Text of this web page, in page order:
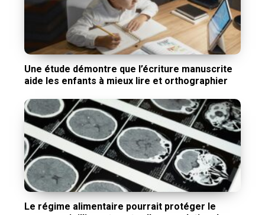
Une étude démontre que l’écriture manuscrite
aide les enfants à mieux lire et orthographier
Le régime alimentaire pourrait protéger le